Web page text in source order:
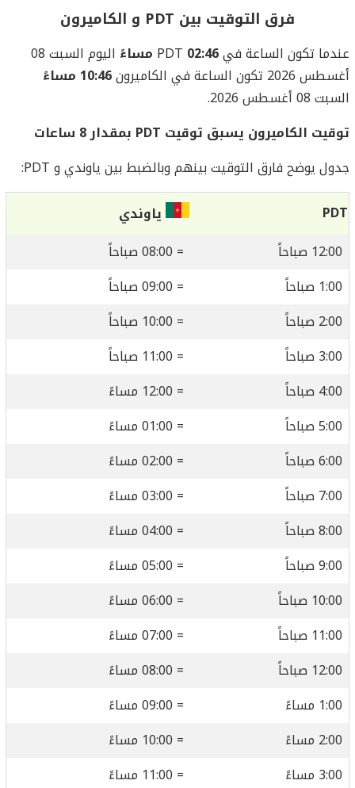
فرق التوقيت بين PDT و الكاميرون
عندما تكون الساعة في PDT02:46 مساءً
اليوم السبت 08
أغسطس 2026 تكون الساعة في الكاميرون
10:46 مساءً
السبت 08 أغسطس 2026.
توقيت الكاميرون يسبق توقيت PDT بمقدار 8 ساعات
جدول يوضح فارق التوقيت بينهم وبالضبط بين ياوندي و PDT:
PDT
ياوندي
12:00 صباحاً
= 08:00 صباحاً
1:00 صباحاً
= 09:00 صباحاً
2:00 صباحاً
= 10:00 صباحاً
3:00 صباحاً
= 11:00 صباحاً
4:00 صباحاً
= 12:00 مساءً
5:00 صباحاً
= 01:00 مساءً
6:00 صباحاً
= 02:00 مساءً
7:00 صباحاً
= 03:00 مساءً
8:00 صباحاً
= 04:00 مساءً
9:00 صباحاً
= 05:00 مساءً
10:00 صباحاً
= 06:00 مساءً
11:00 صباحاً
= 07:00 مساءً
12:00 صباحاً
= 08:00 مساءً
1:00 مساءً
= 09:00 مساءً
2:00 مساءً
= 10:00 مساءً
3:00 مساءً
= 11:00 مساءً